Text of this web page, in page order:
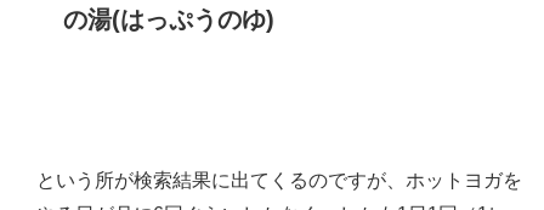
の湯(はっぷうのゆ)
という所が検索結果に出てくるのですが、ホットヨガを